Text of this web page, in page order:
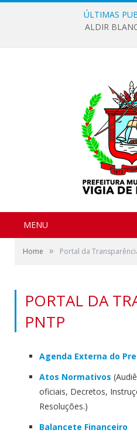
ÚLTIMAS
ALDIR
MENU
Home » Portal da
PORTAL DA
PNTP
Agenda Externa do
Atos Normativos
oficiais, Decretos,
Resoluções.)
Balancete Financeiro